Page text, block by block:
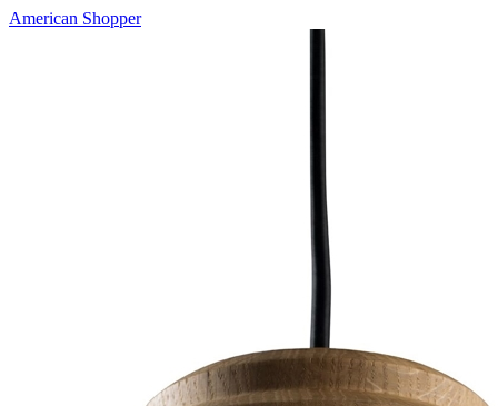
American Shopper